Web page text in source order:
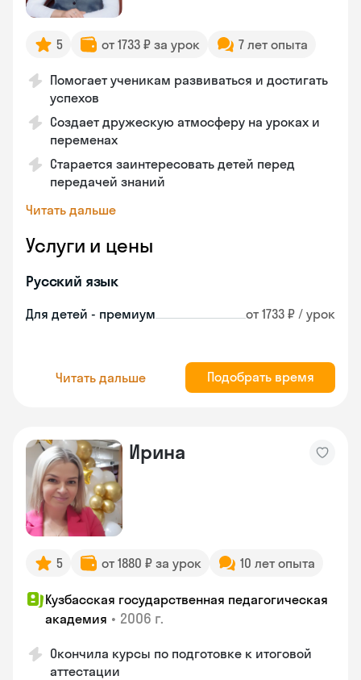
5 от 1733 ₽ за урок 7 лет опыта
Помогает ученикам развиваться и достигать
успехов
Создает дружескую атмосферу на уроках и
переменах
Старается заинтересовать детей перед
передачей знаний
Читать дальше
Услуги и цены
Русский язык
Для детей - премиум от 1733 ₽ / урок
Читать дальше Подобрать время
Ирина
5 от 1880 ₽ за урок 10 лет опыта
Кузбасская государственная педагогическая
академия • 2006 г.
Окончила курсы по подготовке к итоговой
аттестации